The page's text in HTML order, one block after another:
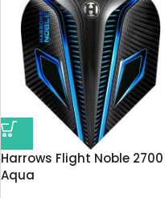
Harrows Flight Noble 2700
Aqua